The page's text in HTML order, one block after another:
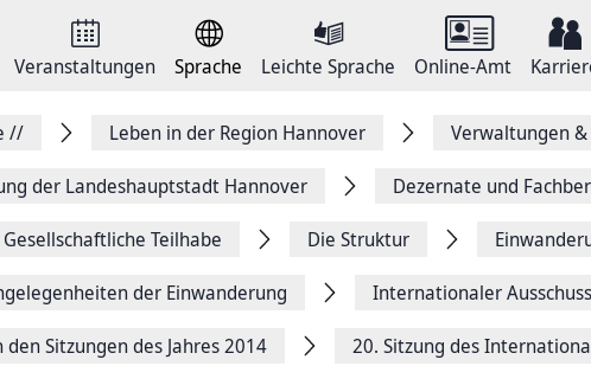
Veranstaltungen Sprache Leichte Sprache Online-Amt
// Leben in der Region Hannover Verwaltungen
der Landeshauptstadt Hannover Dezernate und
Teilhabe Die Struktur
der Einwanderung Internationaler Ausschuss
Sitzungen des Jahres 2014 20. Sitzung des